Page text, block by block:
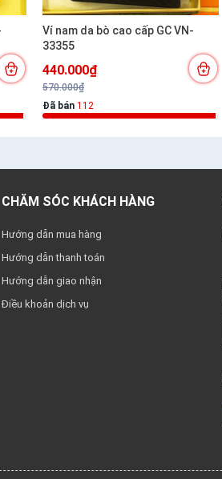
Ví nam da bò cao cấp GC VN-
33355
440.000₫
570.000₫
Đã bán 112
CHĂM SÓC KHÁCH HÀNG
Hướng dẫn mua hàng
Hướng dẫn thanh toán
Hướng dẫn giao nhận
Điều khoản dịch vụ